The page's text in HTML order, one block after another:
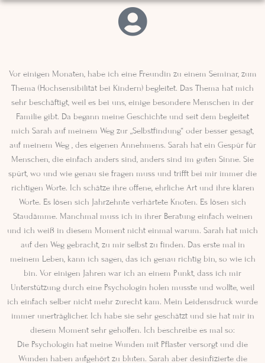
Vor einigen Monaten, habe ich eine Freundin zu einem Seminar, zum
Thema (Hochsensibilität bei Kindern) begleitet. Das Thema hat mich
sehr beschäftigt, weil es bei uns, einige besondere Menschen in der
Familie gibt. Da begann meine Geschichte und seit dem begleitet
mich Sarah auf meinem Weg zur „Selbstfindung“ oder besser gesagt,
auf meinem Weg , des eigenen Annehmens. Sarah hat ein Gespür für
Menschen, die einfach anders sind, anders sind im guten Sinne. Sie
spürt, wo und wie genau sie fragen muss und trifft bei mir immer die
richtigen Worte. Ich schätze ihre offene, ehrliche Art und ihre klaren
Worte. Es lösen sich Jahrzehnte verhärtete Knoten. Es lösen sich
Staudämme. Manchmal muss ich in ihrer Beratung einfach weinen
und ich weiß in diesem Moment nicht einmal warum. Sarah hat mich
auf den Weg gebracht, zu mir selbst zu finden. Das erste mal in
meinem Leben, kann ich sagen, das ich genau richtig bin, so wie ich
bin. Vor einigen Jahren war ich an einem Punkt, dass ich mir
Unterstützung durch eine Psychologin holen musste und wollte, weil
ich einfach selber nicht mehr zurecht kam. Mein Leidensdruck wurde
immer unerträglicher. Ich habe sie sehr geschätzt und sie hat mir in
diesem Moment sehr geholfen. Ich beschreibe es mal so:
Die Psychologin hat meine Wunden mit Pflaster versorgt und die
Wunden haben aufgehört zu bluten. Sarah aber desinfizierte die